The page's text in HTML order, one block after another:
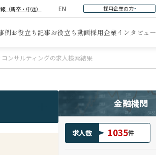
（新卒・中途） EN 採用企業の方
例お役立ち記事お役立ち動画採用企業インタビュー
ンサルティングの求人検索結果
金融機関
求人数 1035件